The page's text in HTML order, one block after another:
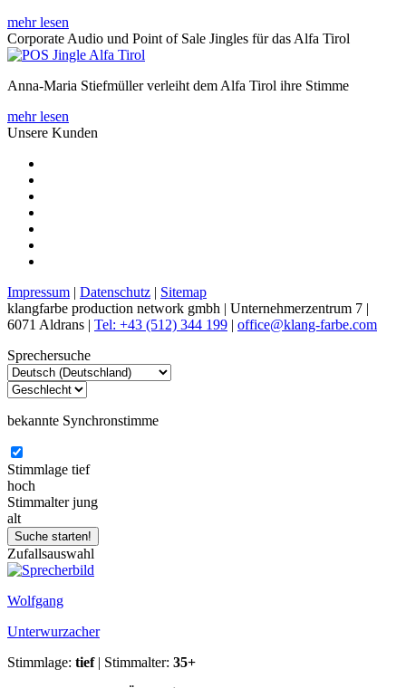
mehr lesen
Corporate Audio und Point of Sale Jingles für das Alfa Tirol
Anna-Maria Stiefmüller verleiht dem Alfa Tirol ihre Stimme
mehr lesen
Unsere Kunden
Impressum | Datenschutz | Sitemap
klangfarbe production network gmbh | Unternehmerzentrum 7 |
6071 Aldrans | Tel: +43 (512) 344 199 | office@klang-farbe.com
Sprechersuche
bekannte Synchronstimme
Stimmlage tief
hoch
Stimmalter jung
alt
Zufallsauswahl
Wolfgang
Unterwurzacher
Stimmlage: tief | Stimmalter: 35+